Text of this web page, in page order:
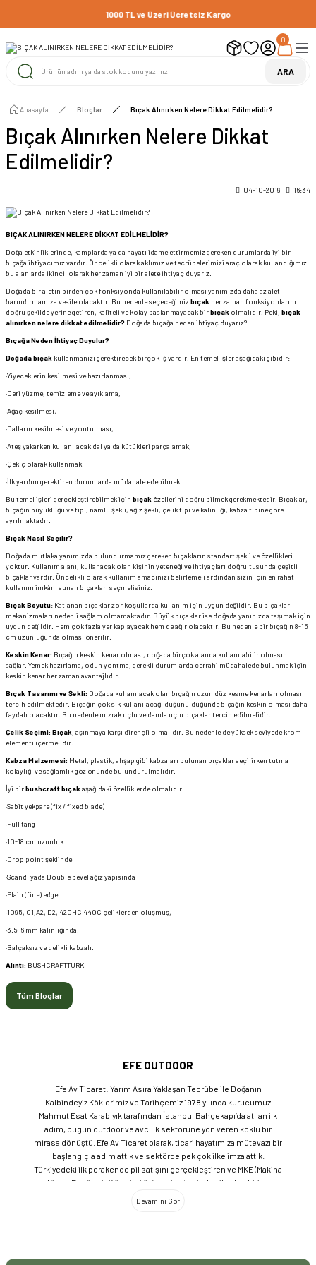
1000 TL ve Üzeri Ücretsiz Kargo
ARA
0
Anasayfa Bloglar Bıçak Alınırken Nelere Dikkat Edilmelidir?
Bıçak Alınırken Nelere Dikkat
Edilmelidir?
04-10-2019 16:34
BIÇAK ALINIRKEN NELERE DİKKAT EDİLMELİDİR?
Doğa etkinliklerinde, kamplarda ya da hayatı idame ettirmemiz gereken durumlarda iyi bir
bıçağa ihtiyacımız vardır. Öncelikli olarak aklımız ve tecrübelerimizi araç olarak kullandığımız
bu alanlarda ikincil olarak her zaman iyi bir alete ihtiyaç duyarız.
Doğada bir aletin birden çok fonksiyonda kullanılabilir olması yanımızda daha az alet
barındırmamıza vesile olacaktır. Bu nedenle seçeceğimizbıçak her zaman fonksiyonlarını
doğru şekilde yerine getiren, kaliteli ve kolay paslanmayacak birbıçak olmalıdır. Peki, bıçak
alınırken nelere dikkat edilmelidir? Doğada bıçağa neden ihtiyaç duyarız?
Bıçağa Neden İhtiyaç Duyulur?
Doğada bıçak kullanmanızı gerektirecek birçok iş vardır. En temel işler aşağıdaki gibidir:
·Yiyeceklerin kesilmesi ve hazırlanması,
·Deri yüzme, temizleme ve ayıklama,
·Ağaç kesilmesi,
·Dalların kesilmesi ve yontulması,
·Ateş yakarken kullanılacak dal ya da kütükleri parçalamak,
·Çekiç olarak kullanmak,
·İlk yardım gerektiren durumlarda müdahale edebilmek.
Bu temel işleri gerçekleştirebilmek için bıçak özellerini doğru bilmek gerekmektedir. Bıçaklar,
bıçağın büyüklüğü ve tipi, namlu şekli, ağız şekli, çelik tipi ve kalınlığı, kabza tipine göre
ayrılmaktadır.
Bıçak Nasıl Seçilir?
Doğada mutlaka yanımızda bulundurmamız gereken bıçakların standart şekli ve özellikleri
yoktur. Kullanım alanı, kullanacak olan kişinin yeteneği ve ihtiyaçları doğrultusunda çeşitli
bıçaklar vardır. Öncelikli olarak kullanım amacınızı belirlemeli ardından sizin için en rahat
kullanım imkânı sunan bıçakları seçmelisiniz.
Bıçak Boyutu: Katlanan bıçaklar zor koşullarda kullanım için uygun değildir. Bu bıçaklar
mekanizmaları nedenli sağlam olmamaktadır. Büyük bıçaklar ise doğada yanınızda taşımak için
uygun değildir. Hem çok fazla yer kaplayacak hem de ağır olacaktır. Bu nedenle bir bıçağın 8-15
cm uzunluğunda olması önerilir.
Keskin Kenar: Bıçağın keskin kenar olması, doğada birçok alanda kullanılabilir olmasını
sağlar. Yemek hazırlama, odun yontma, gerekli durumlarda cerrahi müdahalede bulunmak için
keskin kenar her zaman avantajlıdır.
Bıçak Tasarımı ve Şekli: Doğada kullanılacak olan bıçağın uzun düz kesme kenarları olması
tercih edilmektedir. Bıçağın çok sık kullanılacağı düşünüldüğünde bıçağın keskin olması daha
faydalı olacaktır. Bu nedenle mızrak uçlu ve damla uçlu bıçaklar tercih edilmelidir.
Çelik Seçimi: Bıçak, aşınmaya karşı dirençli olmalıdır. Bu nedenle de yüksek seviyede krom
elementi içermelidir.
Kabza Malzemesi: Metal, plastik, ahşap gibi kabzaları bulunan bıçaklar seçilirken tutma
kolaylığı ve sağlamlık göz önünde bulundurulmalıdır.
İyi birbushcraft bıçakaşağıdaki özelliklerde olmalıdır:
·Sabit yekpare (fix / fixed blade)
·Full tang
·10-18 cm uzunluk
·Drop point şeklinde
·Scandi yada Double bevel ağız yapısında
·Plain (fine) edge
·1095, O1,A2, D2, 420HC 440C çeliklerden oluşmuş,
·3.5-6 mm kalınlığında,
·Balçaksız ve delikli kabzalı.
Alıntı: BUSHCRAFTTURK
Tüm Bloglar
EFE OUTDOOR
Efe Av Ticaret: Yarım Asıra Yaklaşan Tecrübe ile Doğanın
Kalbindeyiz Köklerimiz ve Tarihçemiz 1978 yılında kurucumuz
Mahmut Esat Karabıyık tarafından İstanbul Bahçekapı’da atılan ilk
adım, bugün outdoor ve avcılık sektörüne yön veren köklü bir
mirasa dönüştü. Efe Av Ticaret olarak, ticari hayatımıza mütevazı bir
başlangıçla adım attık ve sektörde pek çok ilke imza attık.
Türkiye'deki ilk perakende pil satışını gerçekleştiren ve MKE (Makina
ve Kimya Endüstrisi) üretimi ürünleri satan ilk bayilerden biri olma